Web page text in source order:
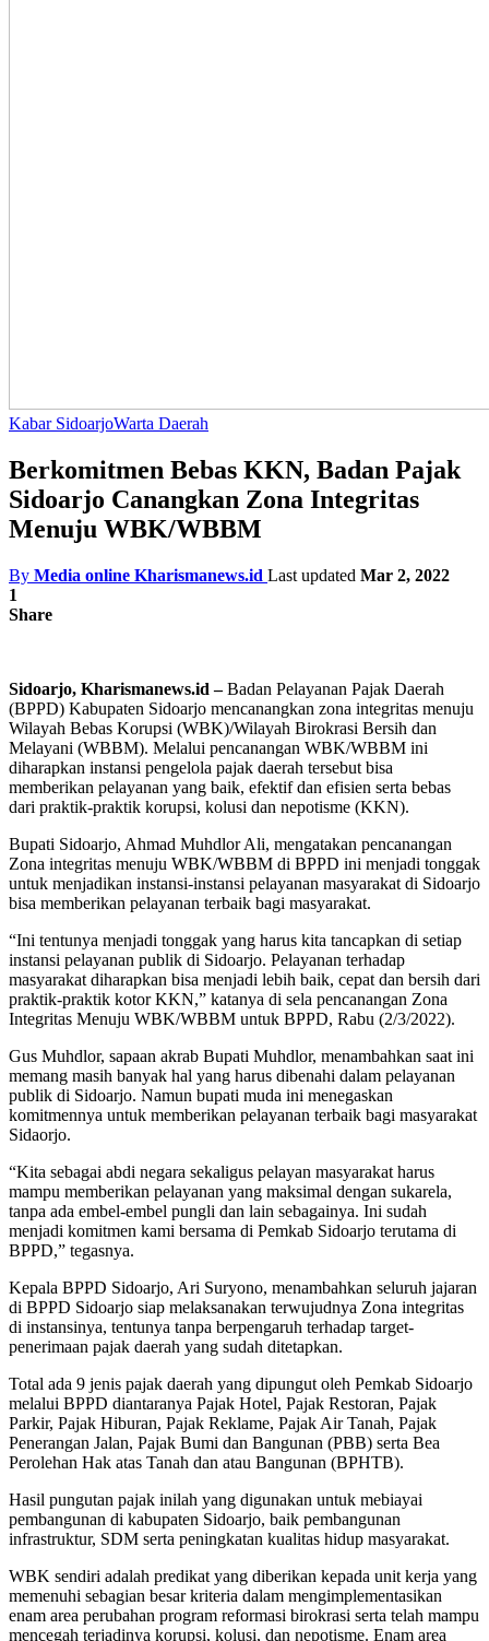
Kabar SidoarjoWarta Daerah
Berkomitmen Bebas KKN, Badan Pajak
Sidoarjo Canangkan Zona Integritas
Menuju WBK/WBBM
By Media online Kharismanews.id Last updated Mar 2, 2022
1
Share
Sidoarjo, Kharismanews.id –Badan Pelayanan Pajak Daerah
(BPPD) Kabupaten Sidoarjo mencanangkan zona integritas menuju
Wilayah Bebas Korupsi (WBK)/Wilayah Birokrasi Bersih dan
Melayani (WBBM). Melalui pencanangan WBK/WBBM ini
diharapkan instansi pengelola pajak daerah tersebut bisa
memberikan pelayanan yang baik, efektif dan efisien serta bebas
dari praktik-praktik korupsi, kolusi dan nepotisme (KKN).
Bupati Sidoarjo, Ahmad Muhdlor Ali, mengatakan pencanangan
Zona integritas menuju WBK/WBBM di BPPD ini menjadi tonggak
untuk menjadikan instansi-instansi pelayanan masyarakat di Sidoarjo
bisa memberikan pelayanan terbaik bagi masyarakat.
“Ini tentunya menjadi tonggak yang harus kita tancapkan di setiap
instansi pelayanan publik di Sidoarjo. Pelayanan terhadap
masyarakat diharapkan bisa menjadi lebih baik, cepat dan bersih dari
praktik-praktik kotor KKN,” katanya di sela pencanangan Zona
Integritas Menuju WBK/WBBM untuk BPPD, Rabu (2/3/2022).
Gus Muhdlor, sapaan akrab Bupati Muhdlor, menambahkan saat ini
memang masih banyak hal yang harus dibenahi dalam pelayanan
publik di Sidoarjo. Namun bupati muda ini menegaskan
komitmennya untuk memberikan pelayanan terbaik bagi masyarakat
Sidaorjo.
“Kita sebagai abdi negara sekaligus pelayan masyarakat harus
mampu memberikan pelayanan yang maksimal dengan sukarela,
tanpa ada embel-embel pungli dan lain sebagainya. Ini sudah
menjadi komitmen kami bersama di Pemkab Sidoarjo terutama di
BPPD,” tegasnya.
Kepala BPPD Sidoarjo, Ari Suryono, menambahkan seluruh jajaran
di BPPD Sidoarjo siap melaksanakan terwujudnya Zona integritas
di instansinya, tentunya tanpa berpengaruh terhadap target-
penerimaan pajak daerah yang sudah ditetapkan.
Total ada 9 jenis pajak daerah yang dipungut oleh Pemkab Sidoarjo
melalui BPPD diantaranya Pajak Hotel, Pajak Restoran, Pajak
Parkir, Pajak Hiburan, Pajak Reklame, Pajak Air Tanah, Pajak
Penerangan Jalan, Pajak Bumi dan Bangunan (PBB) serta Bea
Perolehan Hak atas Tanah dan atau Bangunan (BPHTB).
Hasil pungutan pajak inilah yang digunakan untuk mebiayai
pembangunan di kabupaten Sidoarjo, baik pembangunan
infrastruktur, SDM serta peningkatan kualitas hidup masyarakat.
WBK sendiri adalah predikat yang diberikan kepada unit kerja yang
memenuhi sebagian besar kriteria dalam mengimplementasikan
enam area perubahan program reformasi birokrasi serta telah mampu
mencegah terjadinya korupsi, kolusi, dan nepotisme. Enam area